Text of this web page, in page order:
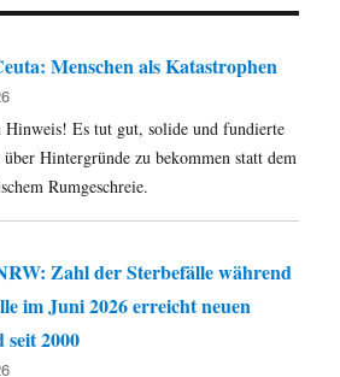
Menschen als Katastrophen
Hinweis! Es tut gut, solide und fundierte
Hintergründe zu bekommen statt dem
Rumgeschreie.
Zahl der Sterbefälle während
im Juni 2026 erreicht neuen
seit 2000